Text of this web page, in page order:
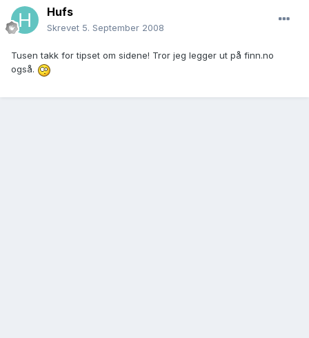
Hufs
Skrevet 5. September 2008
Tusen takk for tipset om sidene! Tror jeg legger ut på finn.no
også.